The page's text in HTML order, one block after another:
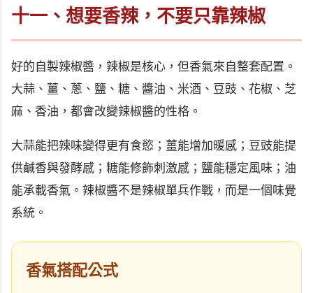
十一、想要香辣，不要只靠辣椒
好的自製辣椒醬，辣椒是核心，但香氣來自整套配置。
大蒜、薑、蔥、鹽、糖、醬油、米酒、豆豉、花椒、芝
麻、香油，都會改變辣椒醬的性格。
大蒜能把辣味變得更有食慾；薑能增加暖感；豆豉能提
供鹹香與發酵感；糖能修飾刺激感；鹽能穩定風味；油
能承載香氣。辣椒醬不是辣椒單兵作戰，而是一個味覺
系統。
香氣搭配公式